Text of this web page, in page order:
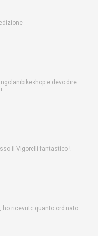
e devo dire
il Vigorelli fantastico !
ho ricevuto quanto ordinato